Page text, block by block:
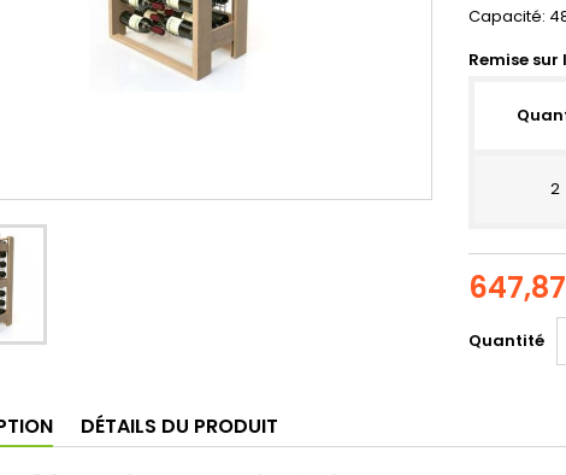
Capacité:
Remise
2
Quantité
DÉTAILS DU PRODUIT